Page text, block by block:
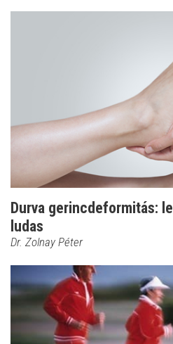
Durva gerincdeformitás:
ludas
Dr. Zolnay Péter